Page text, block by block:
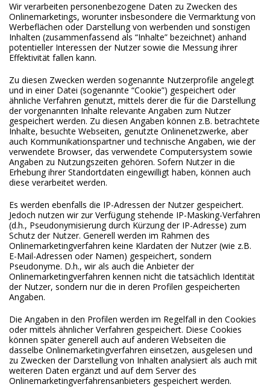
Wir verarbeiten personenbezogene Daten zu Zwecken des
Onlinemarketings, worunter insbesondere die Vermarktung von
Werbeflächen oder Darstellung von werbenden und sonstigen
Inhalten (zusammenfassend als “Inhalte” bezeichnet) anhand
potentieller Interessen der Nutzer sowie die Messung ihrer
Effektivität fallen kann.
Zu diesen Zwecken werden sogenannte Nutzerprofile angelegt
und in einer Datei (sogenannte “Cookie”) gespeichert oder
ähnliche Verfahren genutzt, mittels derer die für die Darstellung
der vorgenannten Inhalte relevante Angaben zum Nutzer
gespeichert werden. Zu diesen Angaben können z.B. betrachtete
Inhalte, besuchte Webseiten, genutzte Onlinenetzwerke, aber
auch Kommunikationspartner und technische Angaben, wie der
verwendete Browser, das verwendete Computersystem sowie
Angaben zu Nutzungszeiten gehören. Sofern Nutzer in die
Erhebung ihrer Standortdaten eingewilligt haben, können auch
diese verarbeitet werden.
Es werden ebenfalls die IP-Adressen der Nutzer gespeichert.
Jedoch nutzen wir zur Verfügung stehende IP-Masking-Verfahren
(d.h., Pseudonymisierung durch Kürzung der IP-Adresse) zum
Schutz der Nutzer. Generell werden im Rahmen des
Onlinemarketingverfahren keine Klardaten der Nutzer (wie z.B.
E-Mail-Adressen oder Namen) gespeichert, sondern
Pseudonyme. D.h., wir als auch die Anbieter der
Onlinemarketingverfahren kennen nicht die tatsächlich Identität
der Nutzer, sondern nur die in deren Profilen gespeicherten
Angaben.
Die Angaben in den Profilen werden im Regelfall in den Cookies
oder mittels ähnlicher Verfahren gespeichert. Diese Cookies
können später generell auch auf anderen Webseiten die
dasselbe Onlinemarketingverfahren einsetzen, ausgelesen und
zu Zwecken der Darstellung von Inhalten analysiert als auch mit
weiteren Daten ergänzt und auf dem Server des
Onlinemarketingverfahrensanbieters gespeichert werden.